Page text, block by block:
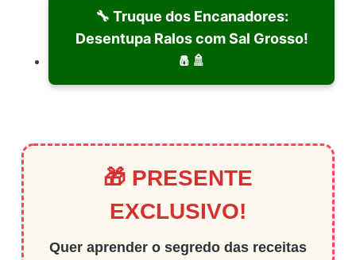
🔧 Truque dos Encanadores:
Desentupa Ralos com Sal Grosso!
🧂🚿
🎁 PRESENTE
EXCLUSIVO!
Quer aprender o segredo das receitas